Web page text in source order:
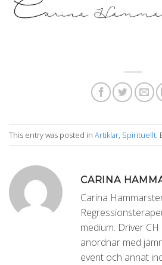
This entry was posted in Artiklar Spirituellt
CARINA
Carina
medium. Driver
anordnar med
event och annat